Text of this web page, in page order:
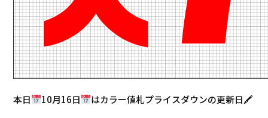
本日 10月16日 はカラー値札プライスダウンの更新日🖍